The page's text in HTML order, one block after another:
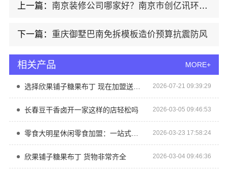
上一篇： 南京装修公司哪家好？南京市创亿讯环保新材料推荐
下一篇： 重庆御墅巴南免拆模板造价预算抗震防风
相关产品 MORE+
选择欣果铺子糖果布丁 现在加盟送运营服务 2026-07-21 09:39:29
长春豆干香卤开一家这样的店轻松吗 2026-03-05 09:46:53
零食大明星休闲零食加盟：一站式服务省心开铺 2026-03-23 17:58:24
欣果铺子糖果布丁 货物非常齐全 2026-03-04 09:46:36